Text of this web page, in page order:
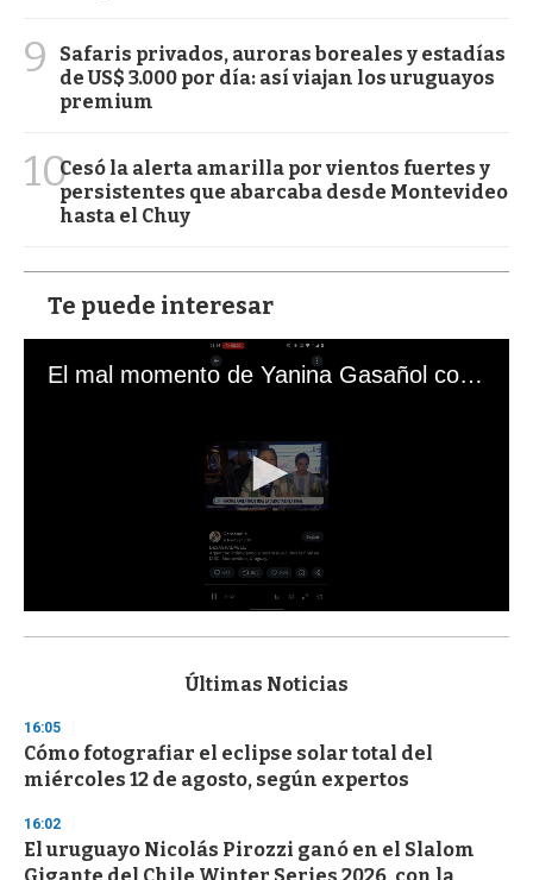
9
Safaris privados, auroras boreales y estadías
de US$ 3.000 por día: así viajan los uruguayos
premium
10Cesó la alerta amarilla por vientos fuertes y
persistentes que abarcaba desde Montevideo
hasta el Chuy
Te puede interesar
El mal momento de Yanina Gasañol con un hincha argentino en "Subrayado"
s
d
s
o
f
3
s
e
Últimas Noticias
16:05
Cómo fotografiar el eclipse solar total del
miércoles 12 de agosto, según expertos
16:02
El uruguayo Nicolás Pirozzi ganó en el Slalom